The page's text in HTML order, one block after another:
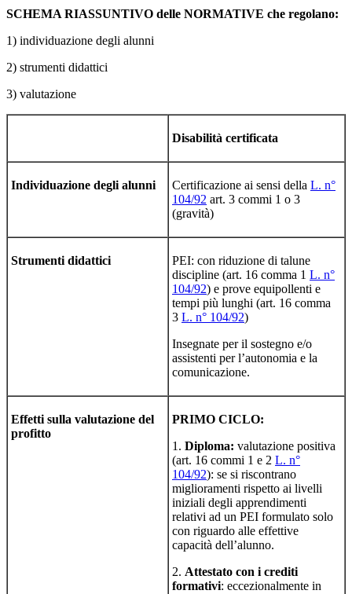
SCHEMA RIASSUNTIVO delle NORMATIVE che regolano:
1) individuazione degli alunni
2) strumenti didattici
3) valutazione
Disabilità certificata
Individuazione degli alunni Certificazione ai sensi della L. n°
104/92 art. 3 commi 1 o 3
(gravità)
Strumenti didattici
PEI: con riduzione di talune
discipline (art. 16 comma 1 L. n°
104/92) e prove equipollenti e
tempi più lunghi (art. 16 comma
3 L. n° 104/92)
Insegnate per il sostegno e/o
assistenti per l’autonomia e la
comunicazione.
Effetti sulla valutazione del
profitto
PRIMO CICLO:
1. Diploma: valutazione positiva
(art. 16 commi 1 e 2 L. n°
104/92): se si riscontrano
miglioramenti rispetto ai livelli
iniziali degli apprendimenti
relativi ad un PEI formulato solo
con riguardo alle effettive
capacità dell’alunno.
2. Attestato con i crediti
formativi: eccezionalmente in